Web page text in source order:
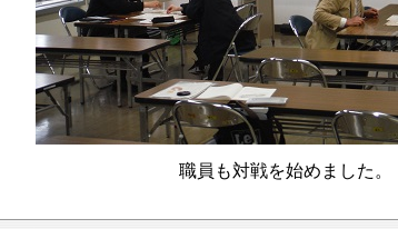
職員も対戦を始めました。